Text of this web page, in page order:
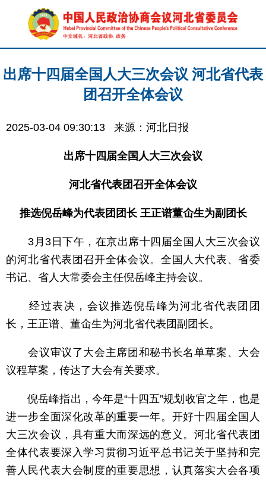
出席十四届全国人大三次会议 河北省代表
团召开全体会议
2025-03-04 09:30:13 来源：河北日报
出席十四届全国人大三次会议
河北省代表团召开全体会议
推选倪岳峰为代表团团长 王正谱董仚生为副团长
3月3日下午，在京出席十四届全国人大三次会议
的河北省代表团召开全体会议。全国人大代表、省委
书记、省人大常委会主任倪岳峰主持会议。
经过表决，会议推选倪岳峰为河北省代表团团
长，王正谱、董仚生为河北省代表团副团长。
会议审议了大会主席团和秘书长名单草案、大会
议程草案，传达了大会有关要求。
倪岳峰指出，今年是“十四五”规划收官之年，也是
进一步全面深化改革的重要一年。开好十四届全国人
大三次会议，具有重大而深远的意义。河北省代表团
全体代表要深入学习贯彻习近平总书记关于坚持和完
善人民代表大会制度的重要思想，认真落实大会各项